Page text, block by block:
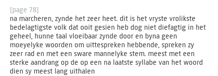
[page 78]
na marcheren, zynde het zeer heet. dit is het vryste vrolikste
bedelagtigste volk dat ooit gesien heb dog niet diefagtig in het
geheel, hunne taal vloeibaar zynde door en byna geen
moeyelyke woorden om uittespreken hebbende, spreken zy
zeer rad en met een sware mannelyke stem. meest met een
sterke aandrang op de op een na laatste syllabe van het woord
dien sy meest lang uithalen